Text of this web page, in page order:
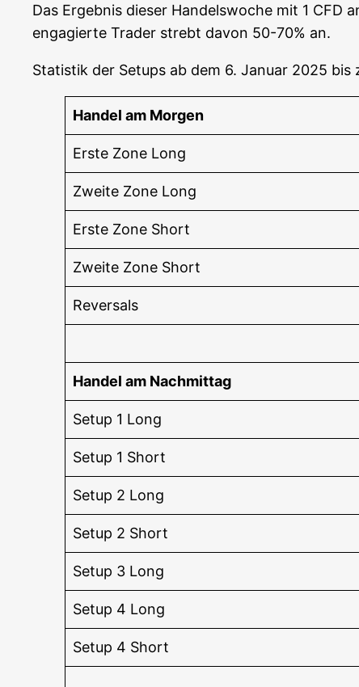
Das Ergeb­nis die­ser Han­dels­wo­che mit 1 CFD
enga­gier­te Trader strebt davon 50-70% an.
Sta­tis­tik der Set­ups ab dem 6. Janu­ar 2025 bis
Han­del am Morgen
Ers­te Zone Long
Zwei­te Zone Long
Ers­te Zone Short
Zwei­te Zone Short
Rever­sals
Han­del am Nachmittag
Set­up 1 Long
Set­up 1 Short
Set­up 2 Long
Set­up 2 Short
Set­up 3 Long
Set­up 4 Long
Set­up 4 Short